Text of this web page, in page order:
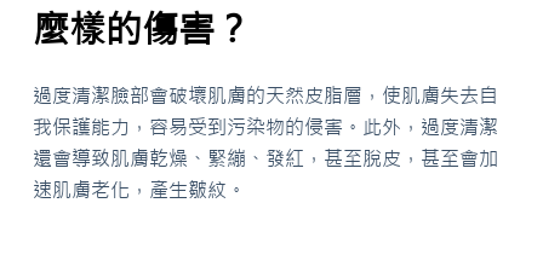
麼樣的傷害？
過度清潔臉部會破壞肌膚的天然皮脂層，使肌膚失去自
我保護能力，容易受到污染物的侵害。此外，過度清潔
還會導致肌膚乾燥、緊繃、發紅，甚至脫皮，甚至會加
速肌膚老化，產生皺紋。